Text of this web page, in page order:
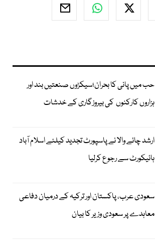
حب میں پانی کا بحران؛سیکڑوں صنعتیں بند اور
ہزاروں کارکنوں کی بیروزگاری کے خدشات
ارشد چائے والا نے پاسپورٹ تجدید کیلئے اسلام آباد
ہائیکورٹ سے رجوع کرلیا
سعودی عرب، پاکستان اور ترکیہ کے درمیان دفاعی
معاہدے پر سعودی وزیر کا بیان